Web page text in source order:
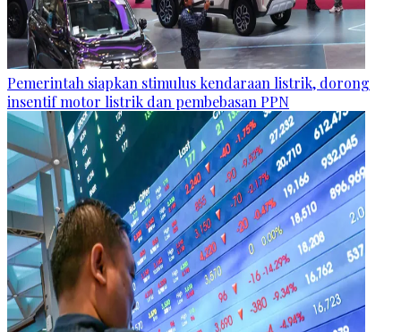
Pemerintah siapkan stimulus kendaraan listrik, dorong
insentif motor listrik dan pembebasan PPN